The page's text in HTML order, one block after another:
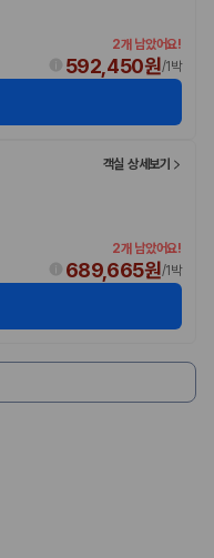
2개 남았어요!
592,450원/1박
객실 상세보기
2개 남았어요!
689,665원/1박